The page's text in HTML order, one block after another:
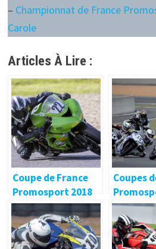
– Championnat de France
Carole
Articles À Lire :
Coupe de France
Promosport 2018
Coupes
Le Mans
Cours